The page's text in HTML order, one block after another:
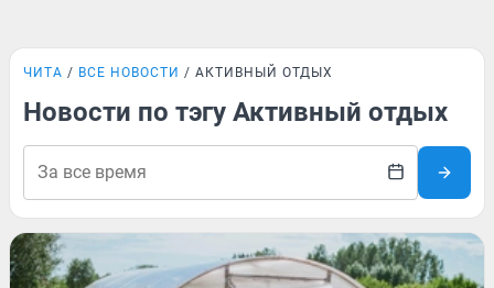
ЧИТА ВСЕ НОВОСТИ АКТИВНЫЙ ОТДЫХ
Новости по тэгу Активный отдых